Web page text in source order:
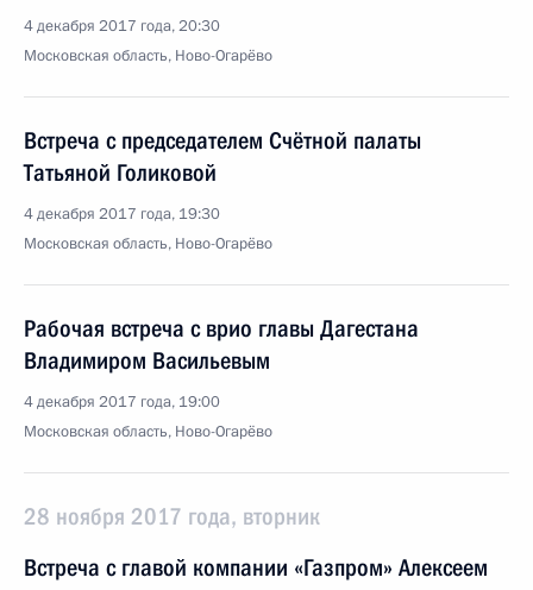
4 декабря 2017 года, 20:30
Московская область, Ново-Огарёво
Встреча с председателем Счётной палаты
Татьяной Голиковой
4 декабря 2017 года, 19:30
Московская область, Ново-Огарёво
Рабочая встреча с врио главы Дагестана
Владимиром Васильевым
4 декабря 2017 года, 19:00
Московская область, Ново-Огарёво
28 ноября 2017 года, вторник
Встреча с главой компании «Газпром» Алексеем